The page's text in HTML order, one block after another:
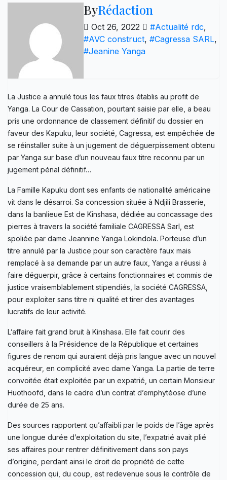
ByRédaction
Oct 26, 2022 #Actualité rdc,
#AVC construct, #Cagressa SARL,
#Jeanine Yanga
La Justice a annulé tous les faux titres établis au profit de
Yanga. La Cour de Cassation, pourtant saisie par elle, a beau
pris une ordonnance de classement définitif du dossier en
faveur des Kapuku, leur société, Cagressa, est empêchée de
se réinstaller suite à un jugement de déguerpissement obtenu
par Yanga sur base d’un nouveau faux titre reconnu par un
jugement pénal définitif…
La Famille Kapuku dont ses enfants de nationalité américaine
vit dans le désarroi. Sa concession située à Ndjili Brasserie,
dans la banlieue Est de Kinshasa, dédiée au concassage des
pierres à travers la société familiale CAGRESSA Sarl, est
spoliée par dame Jeannine Yanga Lokindola. Porteuse d’un
titre annulé par la Justice pour son caractère faux mais
remplacé à sa demande par un autre faux, Yanga a réussi à
faire déguerpir, grâce à certains fonctionnaires et commis de
justice vraisemblablement stipendiés, la société CAGRESSA,
pour exploiter sans titre ni qualité et tirer des avantages
lucratifs de leur activité.
L’affaire fait grand bruit à Kinshasa. Elle fait courir des
conseillers à la Présidence de la République et certaines
figures de renom qui auraient déjà pris langue avec un nouvel
acquéreur, en complicité avec dame Yanga. La partie de terre
convoitée était exploitée par un expatrié, un certain Monsieur
Huothoofd, dans le cadre d’un contrat d’emphytéose d’une
durée de 25 ans.
Des sources rapportent qu’affaibli par le poids de l’âge après
une longue durée d’exploitation du site, l’expatrié avait plié
ses affaires pour rentrer définitivement dans son pays
d’origine, perdant ainsi le droit de propriété de cette
concession qui, du coup, est redevenue sous le contrôle de